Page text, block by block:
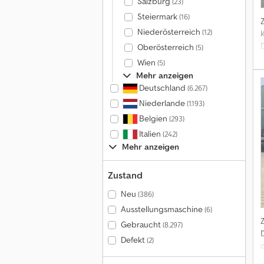
Steiermark(16)
Niederösterreich (12)
Oberösterreich (5)
Wien (5)
Mehr anzeigen
Deutschland (6.267)
Niederlande(1.193)
Belgien (293)
Italien (242)
Mehr anzeigen
Zustand
Neu (386)
Ausstellungsmaschine(6)
Gebraucht(8.297)
Defekt(2)